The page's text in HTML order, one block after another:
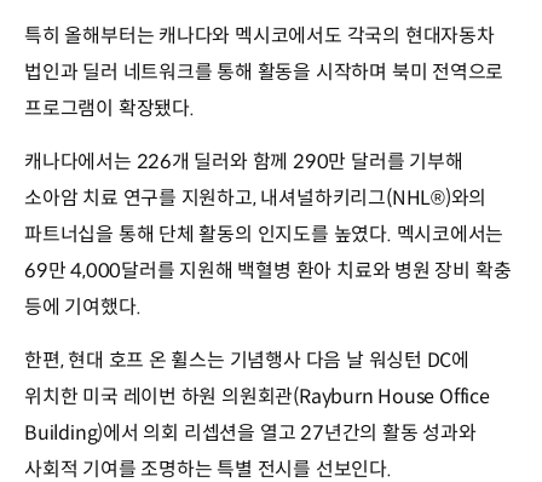
특히 올해부터는 캐나다와 멕시코에서도 각국의 현대자동차
법인과 딜러 네트워크를 통해 활동을 시작하며 북미 전역으로
프로그램이 확장됐다.
캐나다에서는 226개 딜러와 함께 290만 달러를 기부해
소아암 치료 연구를 지원하고, 내셔널하키리그(NHL®)와의
파트너십을 통해 단체 활동의 인지도를 높였다. 멕시코에서는
69만 4,000달러를 지원해 백혈병 환아 치료와 병원 장비 확충
등에 기여했다.
한편, 현대 호프 온 휠스는 기념행사 다음 날 워싱턴 DC에
위치한 미국 레이번 하원 의원회관(Rayburn House Office
Building)에서 의회 리셉션을 열고 27년간의 활동 성과와
사회적 기여를 조명하는 특별 전시를 선보인다.